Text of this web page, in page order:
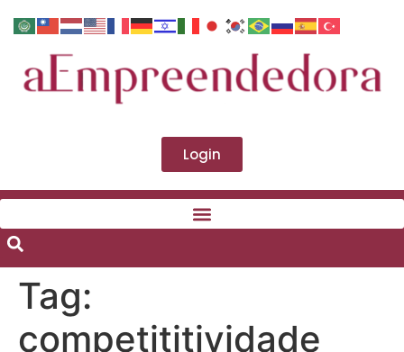
Login
Tag:
competititividade